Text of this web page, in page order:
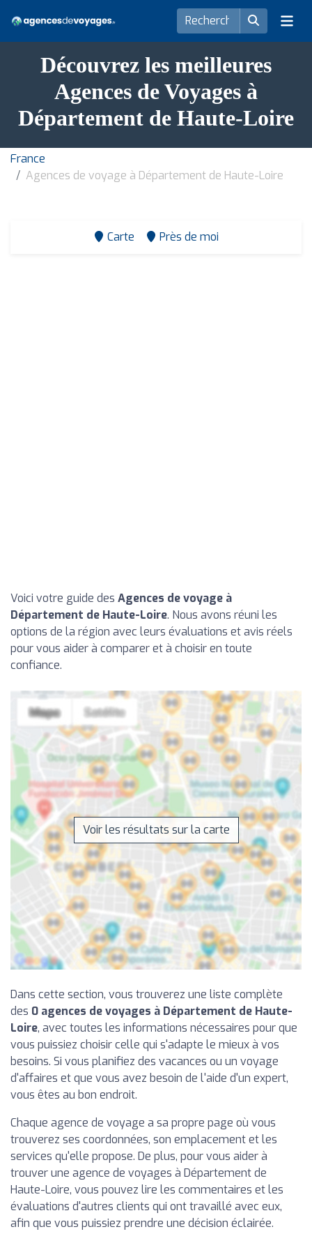
Découvrez les meilleures
Agences de Voyages à
Département de Haute-Loire
France
Agences de voyage à Département de Haute-Loire
Carte Près de moi
Voici votre guide des Agences de voyage à
Département de Haute-Loire. Nous avons réuni les
options de la région avec leurs évaluations et avis réels
pour vous aider à comparer et à choisir en toute
confiance.
Voir les résultats sur la carte
Dans cette section, vous trouverez une liste complète
des 0 agences de voyages à Département de Haute-
Loire, avec toutes les informations nécessaires pour que
vous puissiez choisir celle qui s'adapte le mieux à vos
besoins. Si vous planifiez des vacances ou un voyage
d'affaires et que vous avez besoin de l'aide d'un expert,
vous êtes au bon endroit.
Chaque agence de voyage a sa propre page où vous
trouverez ses coordonnées, son emplacement et les
services qu'elle propose. De plus, pour vous aider à
trouver une agence de voyages à Département de
Haute-Loire, vous pouvez lire les commentaires et les
évaluations d'autres clients qui ont travaillé avec eux,
afin que vous puissiez prendre une décision éclairée.